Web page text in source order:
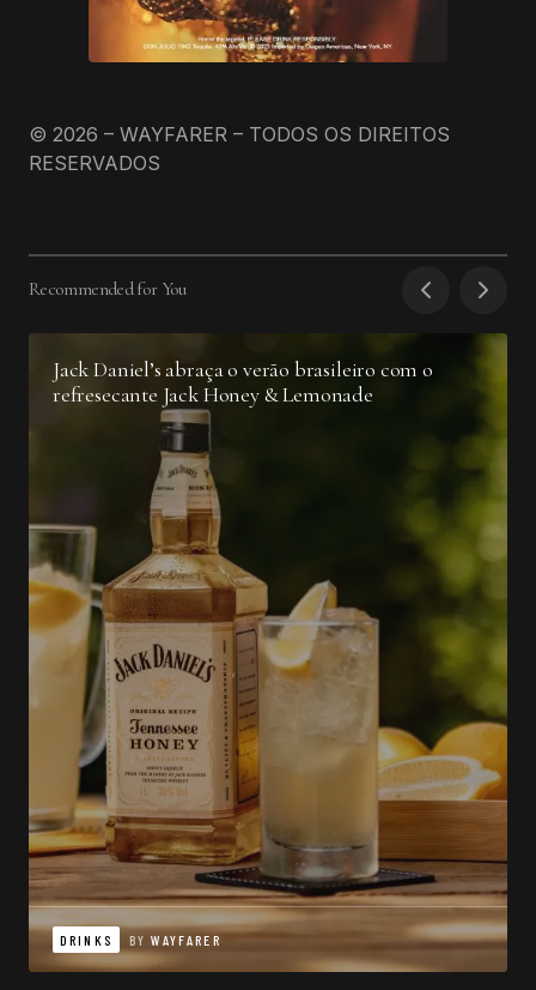
© 2026 – WAYFARER – TODOS OS DIREITOS
RESERVADOS
Recommended for You
Jack Daniel’s abraça o verão brasileiro com o
refresecante Jack Honey & Lemonade
DRINKS BY WAYFARER